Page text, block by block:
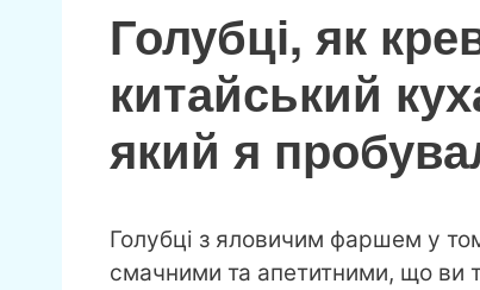
Голубці, як
китайський
який я
Голубці з яловичим фаршем у
смачними та апетитними, що ви